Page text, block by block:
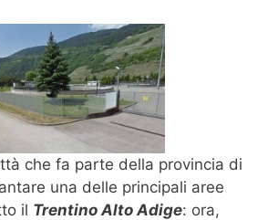
che fa parte della provincia di
una delle principali aree
il Trentino Alto Adige: ora,